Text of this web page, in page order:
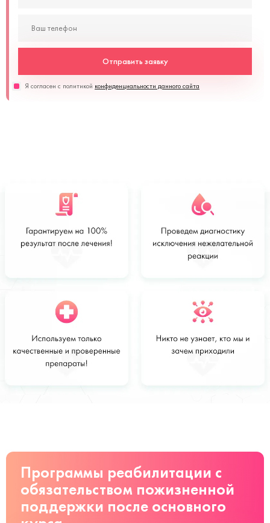
Отправить заявку
Я согласен с политикой конфиденциальности данного сайта
Стоимость
от 3600 руб
Заказать
Программы реабилитации с
обязательством пожизненной
поддержки после основного